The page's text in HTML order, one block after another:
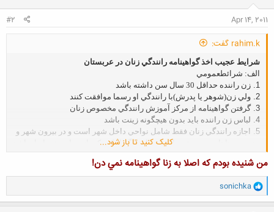
Apr 14, 2011
#2
rahim.k گفت:
شرايط عجيب اخذ گواهينامه رانندگي زنان در عربستان
الف: شرائطعمومي
1. زن راننده حداقل 30 سال سن داشته باشد
2. ولي زن(شوهر يا پدرش)با رانندگي او رسما موافقت کنند
3. گرفتن گواهينامه از مرکز آموزش رانندگي مخصوص زنان
4. لباس زن راننده بايد بدون هيچگونه زينت باشد
5.
اجازه رانندگي زنان فقط شامل نواحي داخل شهر است و در بيرون شهر و
ها و حومه شهر اعتبار ندارد مگر اينکه يکي از محارم همراه او باشد
رانندگيدارند. روزهاي پنج شنبه و جمعه از ساعت 12 ظهر تا 8 شب
7. زن راننده حتما بايد همراه خود تلفن داشته باشد تا در مواقع ضروري
استفادهکند
8. تماس با مرکز رانندگي زنان هنگام بروز هرگونه مشکل مزاحمت يا
کلیک کنید تا باز شود...
من شنيده بودم كه اصلا به زنا گواهينامه نمي دن!
و
ا
ک
sonichka